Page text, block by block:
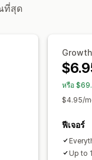
ที่สุด
Growth
หรือ
$4.95/
ฟีเจอร์
Up to